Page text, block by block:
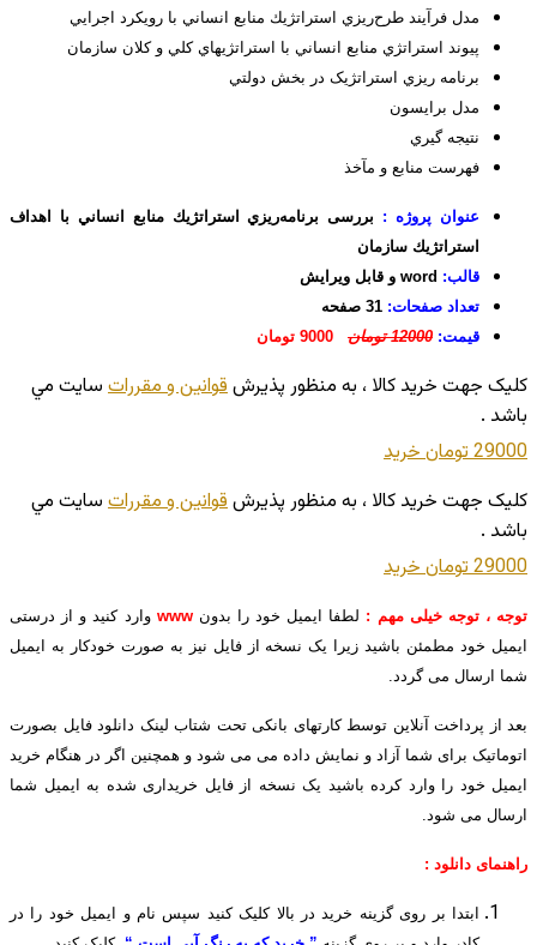
مدل‌ فرآيند طرح‌ريزي‌ استراتژيك‌ منابع‌ انساني‌ با رويكرد اجرايي
پيوند استراتژي منابع انساني با استراتژيهاي كلي و كلان سازمان
برنامه ريزي استراتژيک در بخش دولتي
مدل برايسون
نتيجه گيري
فهرست منابع و مآخذ
عنوان پروژه : بررسی برنامه‌ريزي استراتژيك منابع انساني با اهداف
استراتژيك سازمان
قالب:
تعداد صفحات:
قیمت: 12000 تومان
کليک جهت خريد کالا ، به منظور پذيرشقوانين و مقررات سايت مي
باشد .
29000 تومان
خريد
کليک جهت خريد کالا ، به منظور پذيرشقوانين و مقررات سايت مي
باشد .
29000 تومان
خريد
توجه ، توجه خیلی مهم : لطفا ایمیل خود را بدون www وارد کنید و از درستی
ایمیل خود مطمئن باشید زیرا یک نسخه از فایل نیز به صورت خودکار به ایمیل
شما ارسال می گردد.
بعد از پرداخت آنلاین توسط کارتهای بانکی تحت شتاب لینک دانلود فایل بصورت
اتوماتیک برای شما آزاد و نمایش داده می می شود و همچنین اگر در هنگام خرید
ایمیل خود را وارد کرده باشید یک نسخه از فایل خریداری شده به ایمیل شما
ارسال می شود.
راهنمای دانلود :
ابتدا بر روی گزینه خرید در بالا کلیک کنید سپس نام و ایمیل خود را در